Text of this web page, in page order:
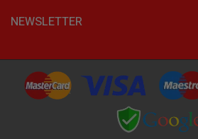
NEWSLETTER